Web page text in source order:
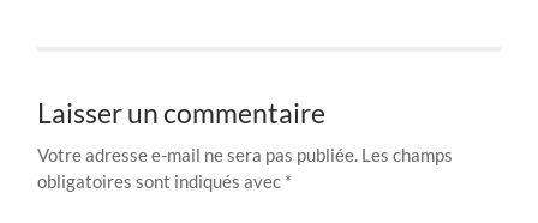
Laisser un commentaire
Votre adresse e-mail ne sera pas publiée. Les champs
obligatoires sont indiqués avec *